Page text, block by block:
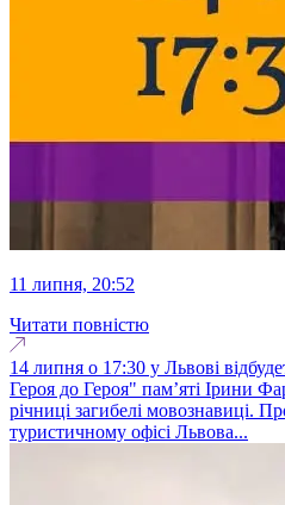
11 липня, 20:52
Читати повністю
14 липня о 17:30 у Львові
Героя до Героя" памʼяті Ірини
річниці загибелі мовознавиці.
туристичному офісі Львова...